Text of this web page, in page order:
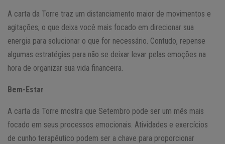
A carta da Torre traz um distanciamento maior de movimentos e
agitações, o que deixa você mais focado em direcionar sua
energia para solucionar o que for necessário. Contudo, repense
algumas estratégias para não se deixar levar pelas emoções na
hora de organizar sua vida financeira.
Bem-Estar
A carta da Torre mostra que Setembro pode ser um mês mais
focado em seus processos emocionais. Atividades e exercícios
de cunho terapêutico podem ser a chave para proporcionar